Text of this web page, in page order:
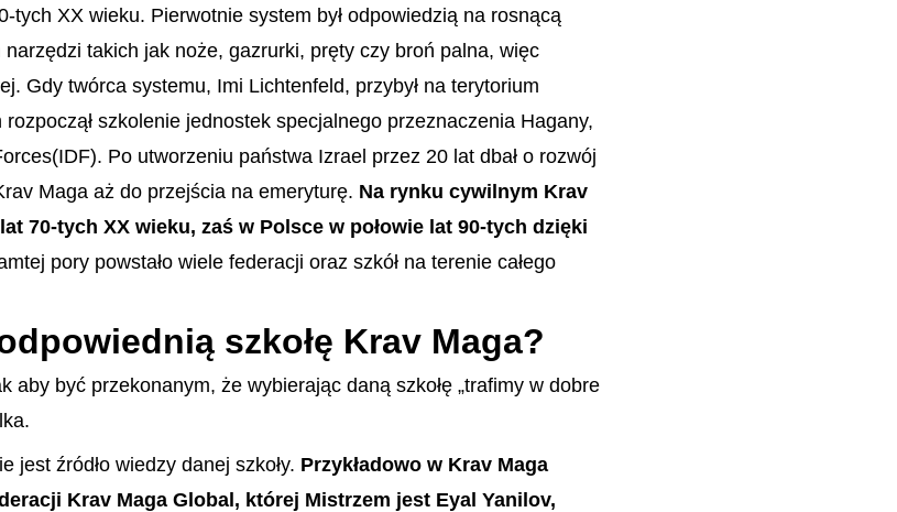
tych XX wieku. Pierwotnie system był odpowiedzią na rosnącą
takich jak noże, gazrurki, pręty czy broń palna, więc
Gdy twórca systemu, Imi Lichtenfeld, przybył na terytorium
szkolenie jednostek specjalnego przeznaczenia Hagany,
Po utworzeniu państwa Izrael przez 20 lat dbał o rozwój
Maga aż do przejścia na emeryturę. Na rynku cywilnym Krav
70-tych XX wieku, zaś w Polsce w połowie lat 90-tych dzięki
pory powstało wiele federacji oraz szkół na terenie całego
szkołę Krav Maga?
aby być przekonanym, że wybierając daną szkołę „trafimy w dobre
jest źródło wiedzy danej szkoły. Przykładowo w Krav Maga
Krav Maga Global, której Mistrzem jest Eyal Yanilov,